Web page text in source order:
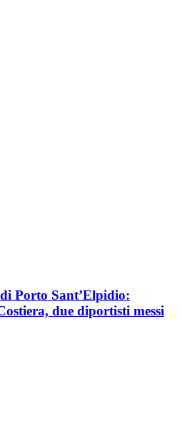
Porto Sant’Elpidio:
due diportisti messi